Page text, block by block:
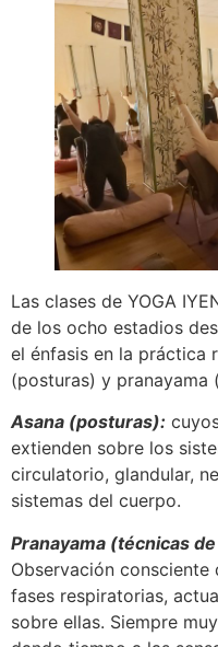
Las clases de YOGA
de los ocho estadios
el énfasis en la práctica
(posturas) y pranayama
Asana (posturas):
extienden sobre los
circulatorio, glandular,
sistemas del cuerpo.
Pranayama (técnicas
Observación consciente
fases respiratorias,
sobre ellas. Siempre